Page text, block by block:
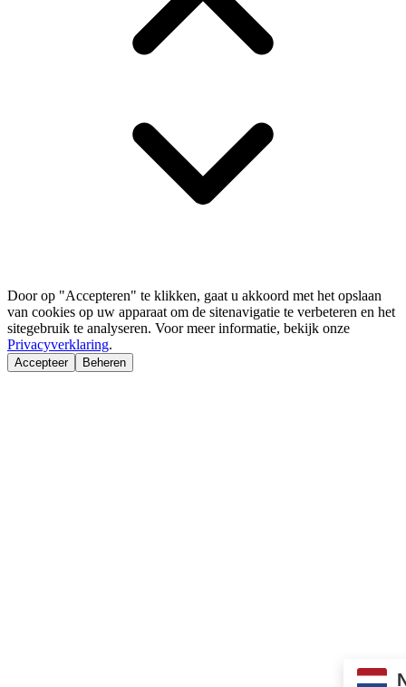
Door op "Accepteren" te klikken, gaat u akkoord met het opslaan
van cookies op uw apparaat om de sitenavigatie te verbeteren en het
sitegebruik te analyseren. Voor meer informatie, bekijk onze
Privacyverklaring.
Accepteer Beheren